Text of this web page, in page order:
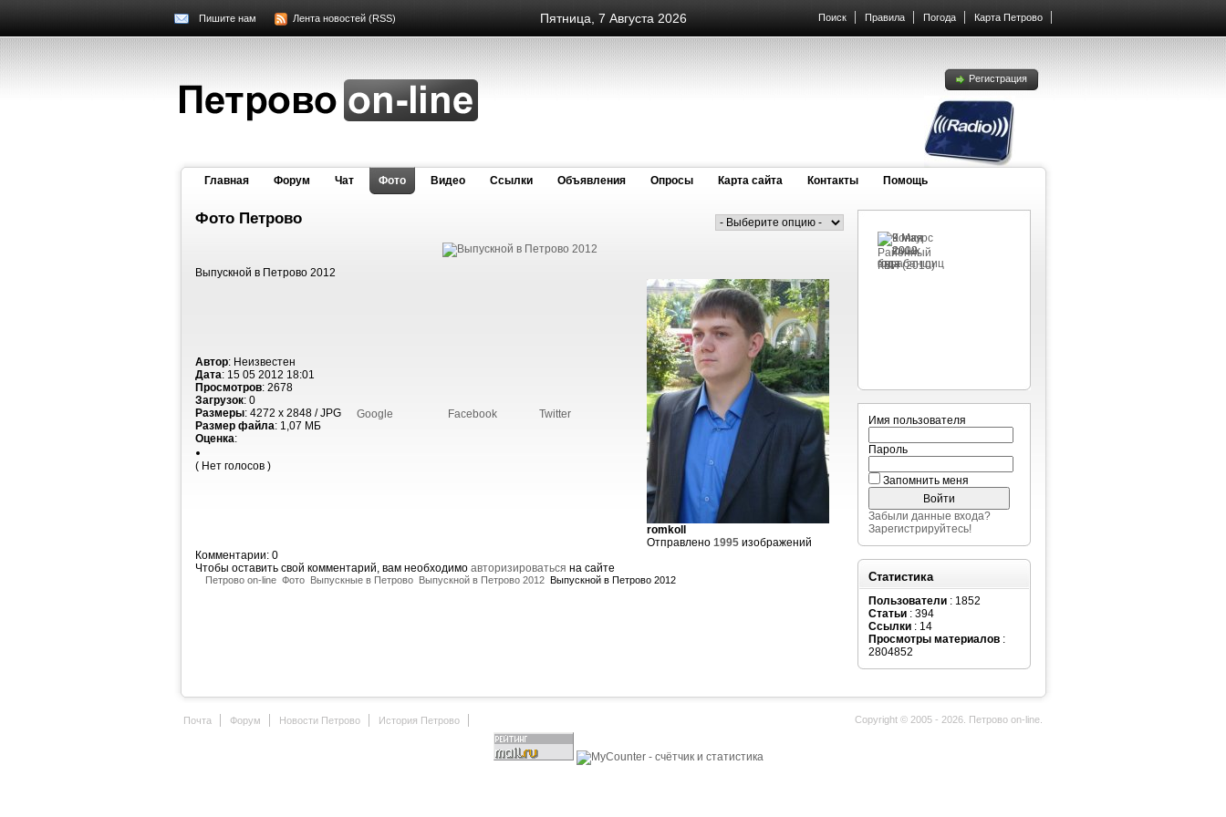
Пятница, 7 Августа 2026
Пишите нам Лента новостей (RSS) Поиск Правила Погода Карта Петрово
Регистрация
Главная Форум Чат Фото Видео Cсылки Объявления Опросы Карта сайта Контакты Помощь
Фото Петрово
Выпускной в Петрово 2012
Автор: Неизвестен
Дата: 15 05 2012 18:01
Просмотров: 2678
Загрузок: 0
Размеры: 4272 x 2848 / JPG
Размер файла: 1,07 МБ
Оценка:
( Нет голосов )
Google Facebook Twitter
romkoll
Отправлено 1995 изображений
Комментарии: 0
Чтобы оставить свой комментарий, вам необходимо авторизироваться на сайте
Петрово on-line Фото Выпускные в Петрово Выпускной в Петрово 2012 Выпускной в Петрово 2012
Имя пользователя
Пароль
Запомнить меня
Забыли данные входа?
Зарегистрируйтесь!
Статистика
Пользователи : 1852
Статьи : 394
Ссылки : 14
Просмотры материалов :
2804852
Почта Форум Новости Петрово История Петрово Copyright © 2005 - 2026. Петрово on-line.